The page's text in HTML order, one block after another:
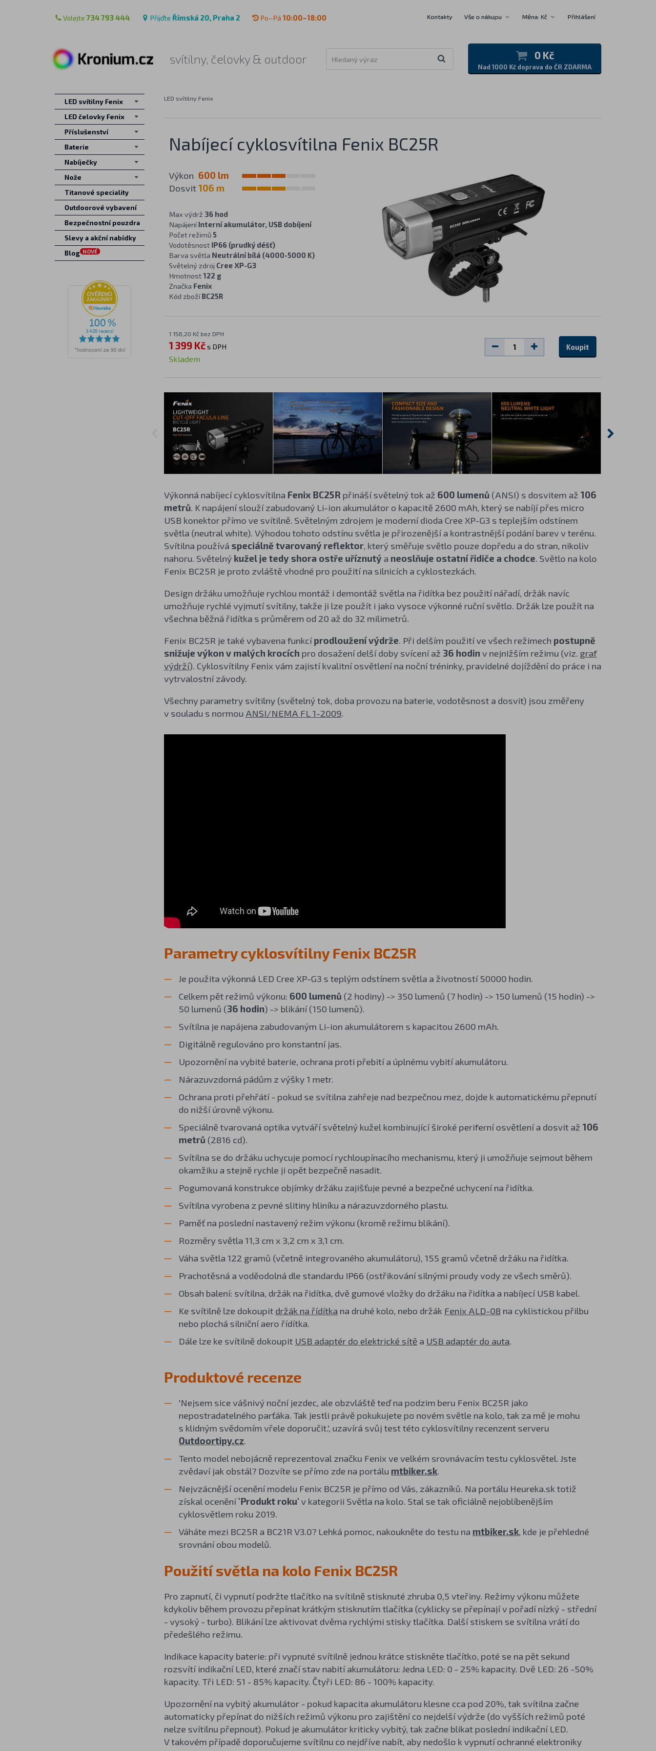
Volejte 734 793 444 Přijďte Římská 20, Praha 2 Po–Pá 10:00–18:00 Kontakty Vše o nákupu Měna: Kč Přihlášení
svítilny, čelovky & outdoor 0 Kč
Nad 1000 Kč doprava do ČR ZDARMA
LED svítilny Fenix
Nabíjecí cyklosvítilna Fenix BC25R
Výkon 600 lm
Dosvit106 m
Max výdrž 36 hod
NapájeníInterní akumulátor, USB dobíjení
Počet režimů5
Vodotěsnost IP66 (prudký déšť)
Barva světla Neutrální bílá (4000-5000 K)
Světelný zdroj Cree XP-G3
Hmotnost122 g
Značka Fenix
Kód zbožíBC25R
1 156,20 Kč bez DPH
1 399 Kčs DPH
Skladem
Koupit
Výkonná nabíjecí cyklosvítilna Fenix BC25R přináší světelný tok až 600 lumenů (ANSI) s dosvitem až 106
metrů. K napájení slouží zabudovaný Li-ion akumulátor o kapacitě 2600 mAh, který se nabíjí přes micro
USB konektor přímo ve svítilně. Světelným zdrojem je moderní dioda Cree XP-G3 s teplejším odstínem
světla (neutral white). Výhodou tohoto odstínu světla je přirozenější a kontrastnější podání barev v terénu.
Svítilna používá speciálně tvarovaný reflektor, který směřuje světlo pouze dopředu a do stran, nikoliv
nahoru. Světelný kužel je tedy shora ostře uříznutýa neoslňuje ostatní řidiče a chodce. Světlo na kolo
Fenix BC25R je proto zvláště vhodné pro použití na silnicích a cyklostezkách.
Design držáku umožňuje rychlou montáž i demontáž světla na řidítka bez použití nářadí, držák navíc
umožňuje rychlé vyjmutí svítilny, takže ji lze použít i jako vysoce výkonné ruční světlo. Držák lze použít na
všechna běžná řidítka s průměrem od 20 až do 32 milimetrů.
Fenix BC25R je také vybavena funkcíprodloužení výdrže. Při delším použití ve všech režimech postupně
snižuje výkon v malých krocích pro dosažení delší doby svícení až 36 hodin v nejnižším režimu (viz. graf
výdrží). Cyklosvítilny Fenix vám zajistí kvalitní osvětlení na noční tréninky, pravidelné dojíždění do práce i na
vytrvalostní závody.
Všechny parametry svítilny (světelný tok, doba provozu na baterie, vodotěsnost a dosvit) jsou změřeny
v souladu s normou ANSI/NEMA FL 1-2009.
Parametry cyklosvítilny Fenix BC25R
Je použita výkonná LED Cree XP-G3 s teplým odstínem světla a životností 50000 hodin.
Celkem pět režimů výkonu: 600 lumenů (2 hodiny) -> 350 lumenů (7 hodin) -> 150 lumenů (15 hodin) ->
50 lumenů (36 hodin) -> blikání (150 lumenů).
Svítilna je napájena zabudovaným Li-ion akumulátorem s kapacitou 2600 mAh.
Digitálně regulováno pro konstantní jas.
Upozornění na vybité baterie, ochrana proti přebití a úplnému vybití akumulátoru.
Nárazuvzdorná pádům z výšky 1 metr.
Ochrana proti přehřátí - pokud se svítilna zahřeje nad bezpečnou mez, dojde k automatickému přepnutí
do nižší úrovně výkonu.
Speciálně tvarovaná optika vytváří světelný kužel kombinující široké periferní osvětlení a dosvit až 106
metrů (2816 cd).
Svítilna se do držáku uchycuje pomocí rychloupínacího mechanismu, který ji umožňuje sejmout během
okamžiku a stejně rychle ji opět bezpečně nasadit.
Pogumovaná konstrukce objímky držáku zajišťuje pevné a bezpečné uchycení na řidítka.
Svítilna vyrobena z pevné slitiny hliníku a nárazuvzdorného plastu.
Paměť na poslední nastavený režim výkonu (kromě režimu blikání).
Rozměry světla 11,3 cm x 3,2 cm x 3,1 cm.
Váha světla 122 gramů (včetně integrovaného akumulátoru), 155 gramů včetně držáku na řidítka.
Prachotěsná a voděodolná dle standardu IP66 (ostřikování silnými proudy vody ze všech směrů).
Obsah balení: svítilna, držák na řidítka, dvě gumové vložky do držáku na řidítka a nabíjecí USB kabel.
Ke svítilně lze dokoupit držák na řídítka na druhé kolo, nebo držák Fenix ALD-08 na cyklistickou přilbu
nebo plochá silniční aero řídítka.
Dále lze ke svítilně dokoupit USB adaptér do elektrické sítě a USB adaptér do auta.
Produktové recenze
'Nejsem sice vášnivý noční jezdec, ale obzvláště teď na podzim beru Fenix BC25R jako
nepostradatelného parťáka. Tak jestli právě pokukujete po novém světle na kolo, tak za mě je mohu
s klidným svědomím vřele doporučit.', uzavírá svůj test této cyklosvítilny recenzent serveru
Outdoortipy.cz.
Tento model nebojácně reprezentoval značku Fenix ve velkém srovnávacím testu cyklosvětel. Jste
zvědaví jak obstál? Dozvíte se přímo zde na portálu mtbiker.sk.
Nejvzácnější ocenění modelu Fenix BC25R je přímo od Vás, zákazníků. Na portálu Heureka.sk totiž
získal ocenění'Produkt roku' v kategorii Světla na kolo. Stal se tak oficiálně nejoblíbenějším
cyklosvětlem roku 2019.
Váháte mezi BC25R a BC21R V3.0? Lehká pomoc, nakoukněte do testu na mtbiker.sk, kde je přehledné
srovnání obou modelů.
Použití světla na kolo Fenix BC25R
Pro zapnutí, či vypnutí podržte tlačítko na svítilně stisknuté zhruba 0,5 vteřiny. Režimy výkonu můžete
kdykoliv během provozu přepínat krátkým stisknutím tlačítka (cyklicky se přepínají v pořadí nízký - střední
- vysoký - turbo). Blikání lze aktivovat dvěma rychlými stisky tlačítka. Další stiskem se svítilna vrátí do
předešlého režimu.
Indikace kapacity baterie: při vypnuté svítilně jednou krátce stiskněte tlačítko, poté se na pět sekund
rozsvítí indikační LED, které značí stav nabití akumulátoru: Jedna LED: 0 - 25% kapacity. Dvě LED: 26 -50%
kapacity. Tři LED: 51 - 85% kapacity. Čtyři LED: 86 - 100% kapacity.
Upozornění na vybitý akumulátor - pokud kapacita akumulátoru klesne cca pod 20%, tak svítilna začne
automaticky přepínat do nižších režimů výkonu pro zajištění co nejdelší výdrže (do vyšších režimů poté
nelze svítilnu přepnout). Pokud je akumulátor kriticky vybitý, tak začne blikat poslední indikační LED.
V takovém případě doporučujeme svítilnu co nejdříve nabít, aby nedošlo k vypnutí ochranné elektroniky
LED svítilny Fenix
LED čelovky Fenix
Příslušenství
Baterie
Nabíječky
Nože
Titanové speciality
Outdoorové vybavení
Bezpečnostní pouzdra
Slevy a akční nabídky
Blog NOVÉ